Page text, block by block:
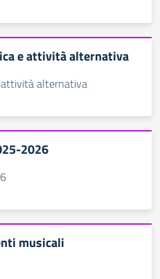
e attività alternativa
attività alternativa
2026
musicali